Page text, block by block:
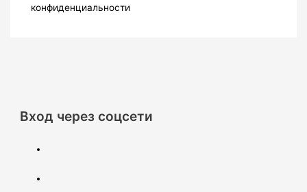
конфиденциальности
Вход через соцсети